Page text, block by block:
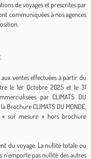
de voyages et prescrites par
communiquées à nos agences
ventes effectuées à partir du
le 1er Octobre 2025 et le 31
par CLIMATS DU
Brochure CLIMATS DU MONDE,
sur mesure » hors brochure
du voyage. La nullité totale ou
n’emporte pas nullité des autres